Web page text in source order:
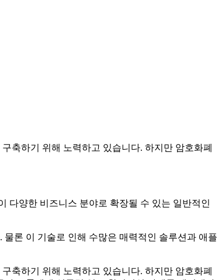
축하기 위해 노력하고 있습니다. 하지만 암호화폐
다양한 비즈니스 분야로 확장될 수 있는 일반적인
론 이 기술로 인해 수많은 매력적인 솔루션과 애플
축하기 위해 노력하고 있습니다. 하지만 암호화폐